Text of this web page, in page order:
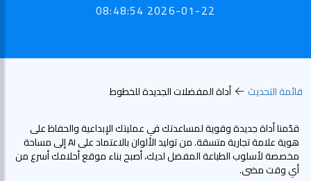
2026-01-22 08:48:54
قائمة التحديث أداة المفضلات الجديدة للخطوط
قدّمنا أداة جديدة وقوية لمساعدتك في عمليتك الإبداعية والحفاظ على
هوية علامة تجارية متسقة. من توليد الألوان بالاعتماد على AI إلى مساحة
مخصصة لأسلوب الطباعة المفضل لديك، أصبح بناء موقع أحلامك أسرع من
أي وقت مضى.